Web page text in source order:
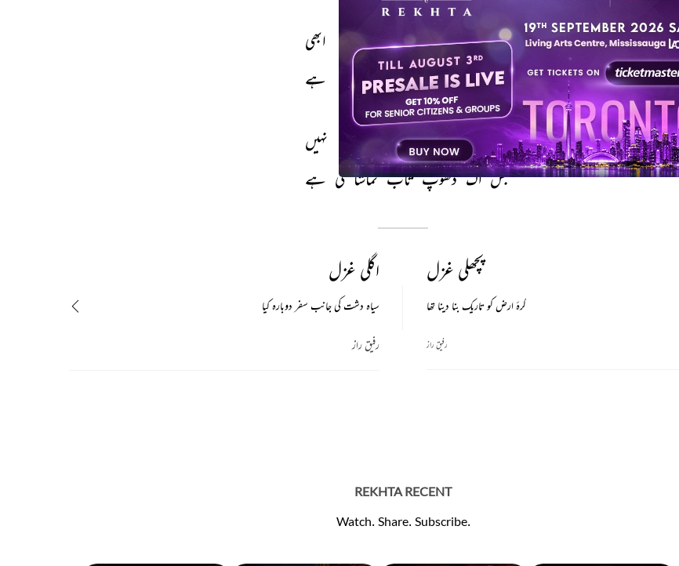
مرے شیشۂ لا زماں پر
ابھی
بہت گرد امروز و فردا ہے
چمک آنکھ میں حیرتوں کی
نہیں
بس اک دھوپ تاب تماشا کی ہے
اگلی غزل
سیاہ دشت کی جانب سفر دوبارہ کیا
رفیق راز
پچھلی غزل
کرۂ ارض کو تاریک بنا دینا تھا
رفیق راز
REKHTA RECENT
Watch. Share. Subscribe.